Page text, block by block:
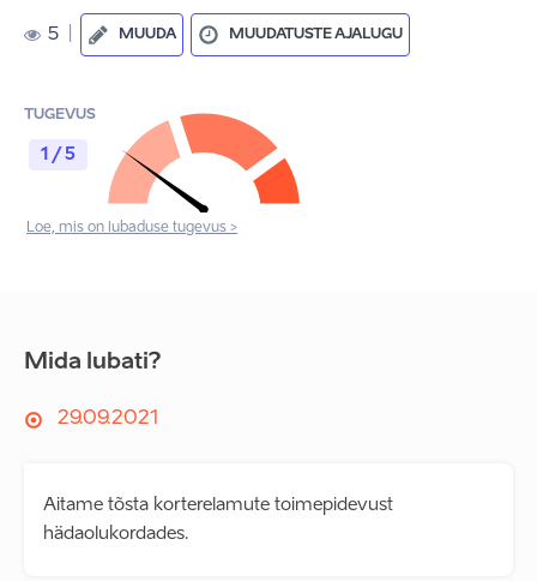
5 MUUDA MUUDATUSTE AJALUGU
TUGEVUS
1 / 5
Loe, mis on lubaduse tugevus >
Mida lubati?
29.09.2021
Aitame tõsta korterelamute toimepidevust
hädaolukordades.